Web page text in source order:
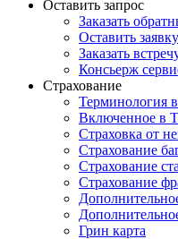
Оставить запрос
Заказать
Оставить заявку
Заказать
Консьерж
Страхование
Терминология
Включенное в
Страховка от
Страхование
Страхование
Страхование
Грин карта